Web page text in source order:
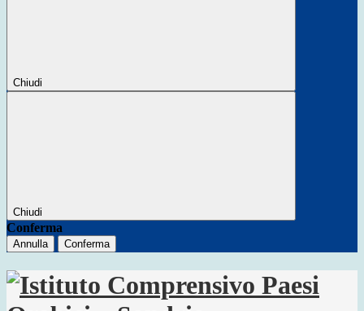
Chiudi
Chiudi
Conferma
Annulla Conferma